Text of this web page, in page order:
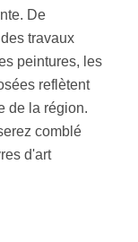
De
travaux
peintures, les
reflètent
de la région.
comblé
d'art